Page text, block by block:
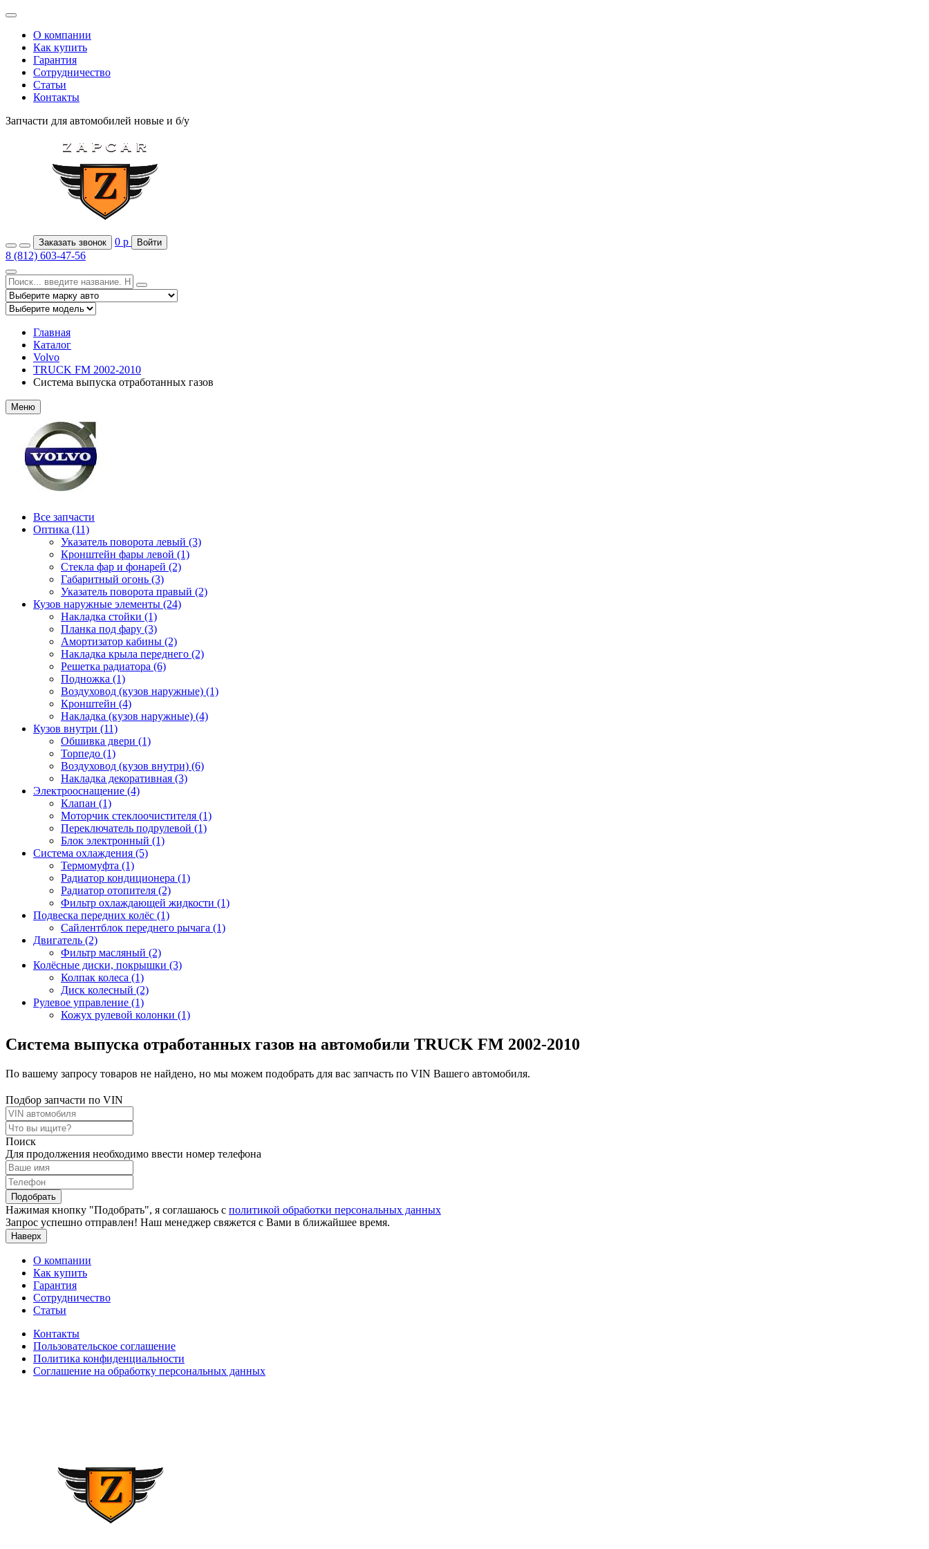
О компании
Как купить
Гарантия
Сотрудничество
Статьи
Контакты
Запчасти для автомобилей новые и б/у
Заказать звонок 0 р Войти
8 (812) 603-47-56
Главная
Каталог
Volvo
TRUCK FM 2002-2010
Система выпуска отработанных газов
Меню
Все запчасти
Оптика (11)
Указатель поворота левый (3)
Кронштейн фары левой (1)
Стекла фар и фонарей (2)
Габаритный огонь (3)
Указатель поворота правый (2)
Кузов наружные элементы (24)
Накладка стойки (1)
Планка под фару (3)
Амортизатор кабины (2)
Накладка крыла переднего (2)
Решетка радиатора (6)
Подножка (1)
Воздуховод (кузов наружные) (1)
Кронштейн (4)
Накладка (кузов наружные) (4)
Кузов внутри (11)
Обшивка двери (1)
Торпедо (1)
Воздуховод (кузов внутри) (6)
Накладка декоративная (3)
Электрооснащение (4)
Клапан (1)
Моторчик стеклоочистителя (1)
Переключатель подрулевой (1)
Блок электронный (1)
Система охлаждения (5)
Термомуфта (1)
Радиатор кондиционера (1)
Радиатор отопителя (2)
Фильтр охлаждающей жидкости (1)
Подвеска передних колёс (1)
Сайлентблок переднего рычага (1)
Двигатель (2)
Фильтр масляный (2)
Колёсные диски, покрышки (3)
Колпак колеса (1)
Диск колесный (2)
Рулевое управление (1)
Кожух рулевой колонки (1)
Система выпуска отработанных газов на автомобили TRUCK FM 2002-2010
По вашему запросу товаров не найдено, но мы можем подобрать для вас запчасть по VIN Вашего автомобиля.
Подбор запчасти по VIN
Поиск
Для продолжения необходимо ввести номер телефона
Подобрать
Нажимая кнопку "Подобрать", я соглашаюсь с политикой обработки персональных данных
Запрос успешно отправлен! Наш менеджер свяжется с Вами в ближайшее время.
Наверх
О компании
Как купить
Гарантия
Сотрудничество
Статьи
Контакты
Пользовательское соглашение
Политика конфиденциальности
Соглашение на обработку персональных данных